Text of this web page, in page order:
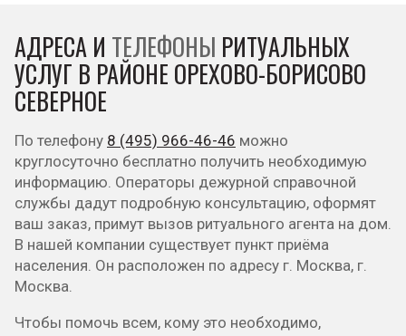
АДРЕСА И ТЕЛЕФОНЫ РИТУАЛЬНЫХ
УСЛУГ В РАЙОНЕ ОРЕХОВО-БОРИСОВО
СЕВЕРНОЕ
По телефону 8 (495) 966-46-46 можно
круглосуточно бесплатно получить необходимую
информацию. Операторы дежурной справочной
службы дадут подробную консультацию, оформят
ваш заказ, примут вызов ритуального агента на дом.
В нашей компании существует пункт приёма
населения. Он расположен по адресу г. Москва, г.
Москва.
Чтобы помочь всем, кому это необходимо,